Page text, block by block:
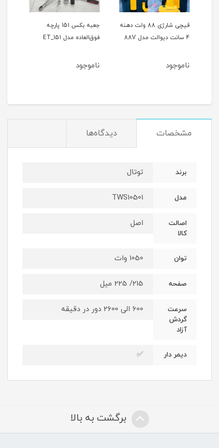
قیچی شارژی 88 ولت دهنه
4 سانت دیوالت مدل 88V
ناموجود
جعبه بکس 151 پارچه
فوق‌العاده مدل ET_151
ناموجود
مشخصات دیدگاه‌ها
برند توتال
مدل TWS10501
اصالت
کالا
اصل
توان 1050 وات
صفحه 215/ 225 میل
سرعت
گردش
آزاد
600 الی 2600 دور در دقیقه
دیمر دار ✅
برگشت به بالا